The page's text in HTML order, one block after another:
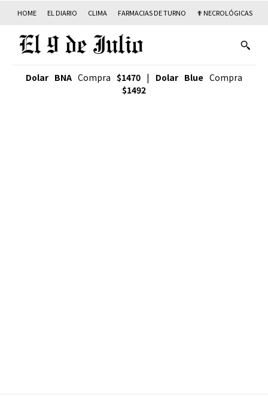
HOME EL DIARIO CLIMA FARMACIAS DE TURNO ✟ NECROLÓGICAS
Dolar BNA Compra $1470 | Dolar Blue Compra
$1492